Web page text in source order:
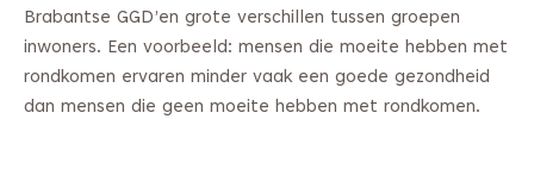
Brabantse GGD’en grote verschillen tussen groepen
inwoners. Een voorbeeld: mensen die moeite hebben met
rondkomen ervaren minder vaak een goede gezondheid
dan mensen die geen moeite hebben met rondkomen.